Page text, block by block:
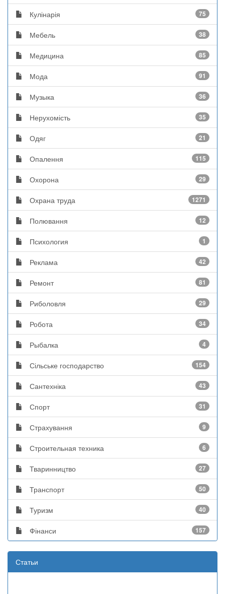
Кулінарія 75
Мебель 38
Медицина 85
Мода 91
Музыка 36
Нерухомість 35
Одяг 21
Опалення 115
Охорона 29
Охрана труда 1271
Полювання 12
Психология 1
Реклама 42
Ремонт 81
Риболовля 29
Робота 34
Рыбалка 4
Сільське господарство 154
Сантехніка 43
Спорт 31
Страхування 9
Строительная техника 6
Тваринництво 27
Транспорт 50
Туризм 40
Фінанси 157
Статьи